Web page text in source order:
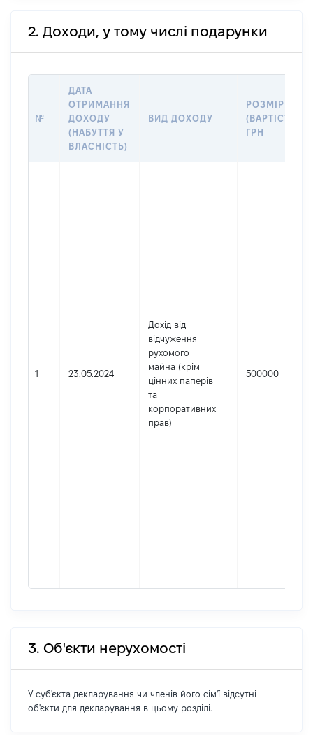
2. Доходи, у тому числі подарунки
№
ДАТА
ОТРИМАННЯ
ДОХОДУ
(НАБУТТЯ У
ВЛАСНІСТЬ)
ВИД ДОХОДУ
РОЗМІР
(ВАРТІСТЬ),
ГРН
1 23.05.2024
Дохід від
відчуження
рухомого
майна (крім
цінних паперів
та
корпоративних
прав)
500000
3. Об'єкти нерухомості
У суб'єкта декларування чи членів його сім'ї відсутні
об'єкти для декларування в цьому розділі.